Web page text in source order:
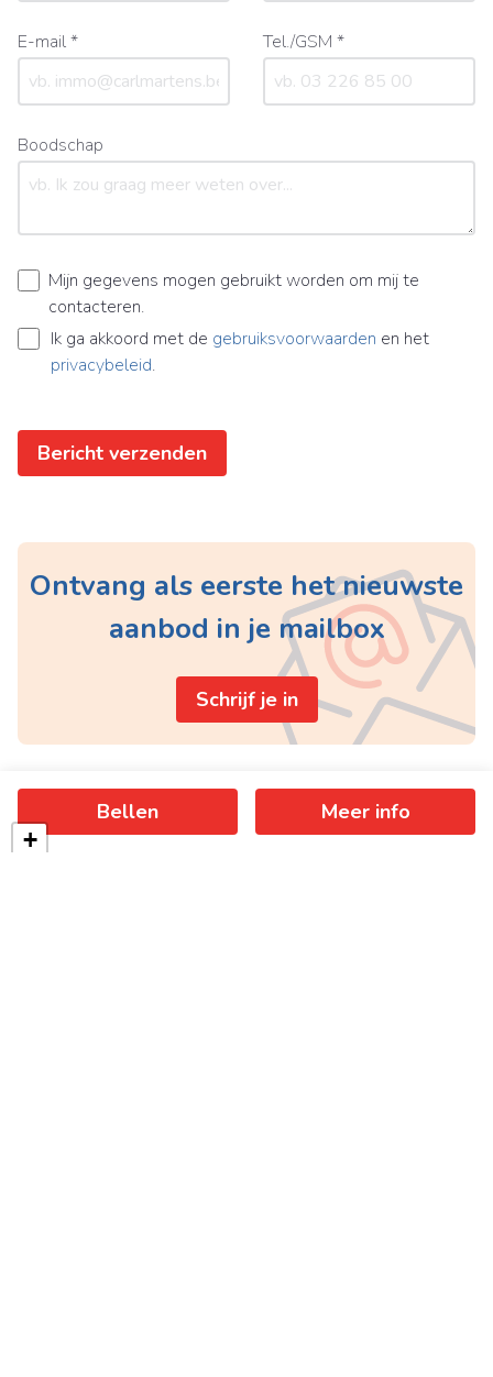
Bellen Meer info
E-mail * Tel./GSM *
Boodschap
Mijn gegevens mogen gebruikt worden om mij te
contacteren.
Ik ga akkoord met de gebruiksvoorwaarden en het
privacybeleid.
Bericht verzenden
Ontvang als eerste het nieuwste
aanbod in je mailbox
Schrijf je in
+